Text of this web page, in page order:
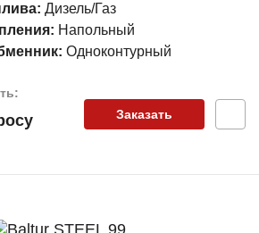
Дизель/Газ
Напольный
Одноконтурный
Заказать